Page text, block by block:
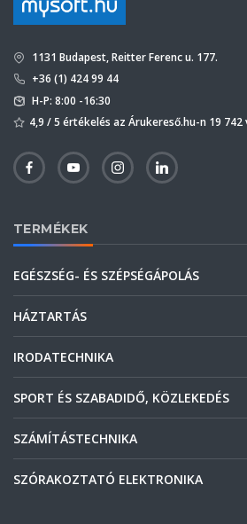
1131 Budapest, Reitter Ferenc u. 177.
+36 (1) 424 99 44
H-P: 8:00 -16:30
4,9 / 5 értékelés az Árukereső.hu-n 19 742
TERMÉKEK
EGÉSZSÉG- ÉS SZÉPSÉGÁPOLÁS
HÁZTARTÁS
IRODATECHNIKA
SPORT ÉS SZABADIDŐ, KÖZLEKEDÉS
SZÁMÍTÁSTECHNIKA
SZÓRAKOZTATÓ ELEKTRONIKA